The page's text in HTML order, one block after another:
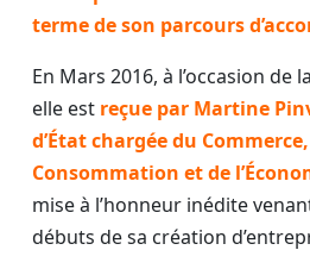
terme de son parcours
En Mars 2016, à l’occasion de
elle est reçue par Martine
d’État chargée du
Consommation et de
mise à l’honneur inédite
débuts de sa création